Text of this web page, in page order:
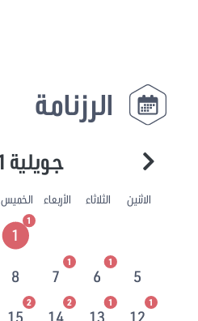
الرزنامة
جويلية 2021
الاثنين الثلاثاء الأربعاء الخميس
1
1
5
6
1
7
1
8
12
1
13
1
14
2
15
2